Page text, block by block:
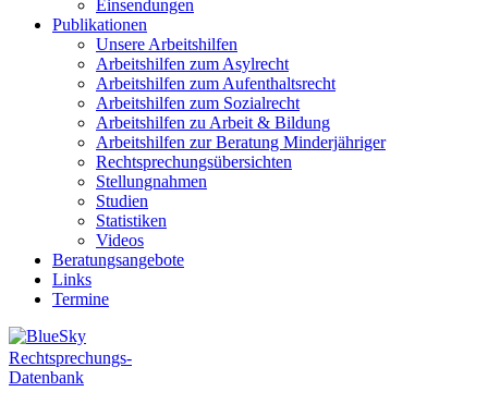
Einsendungen
Publikationen
Unsere Arbeitshilfen
Arbeitshilfen zum Asylrecht
Arbeitshilfen zum Aufenthaltsrecht
Arbeitshilfen zum Sozialrecht
Arbeitshilfen zu Arbeit & Bildung
Arbeitshilfen zur Beratung Minderjähriger
Rechtsprechungsübersichten
Stellungnahmen
Studien
Statistiken
Videos
Beratungsangebote
Links
Termine
Rechtsprechungs-
Datenbank